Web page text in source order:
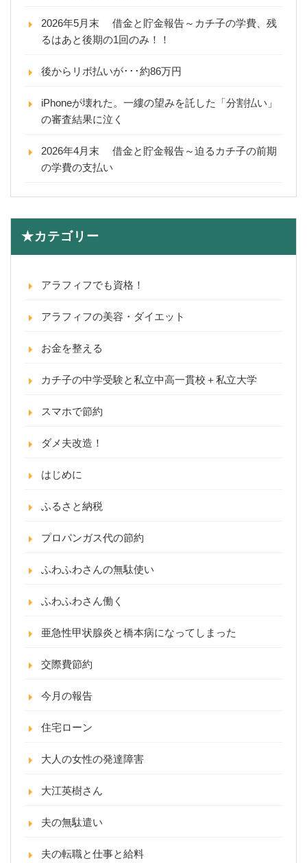
2026年5月末 借金と貯金報告～カチ子の学費、残
るはあと後期の1回のみ！！
後からリボ払いが･･･約86万円
iPhoneが壊れた。一縷の望みを託した「分割払い」
の審査結果に泣く
2026年4月末 借金と貯金報告～迫るカチ子の前期
の学費の支払い
★カテゴリー
アラフィフでも資格！
アラフィフの美容・ダイエット
お金を整える
カチ子の中学受験と私立中高一貫校＋私立大学
スマホで節約
ダメ夫改造！
はじめに
ふるさと納税
プロパンガス代の節約
ふわふわさんの無駄使い
ふわふわさん働く
亜急性甲状腺炎と橋本病になってしまった
交際費節約
今月の報告
住宅ローン
大人の女性の発達障害
大江英樹さん
夫の無駄遣い
夫の転職と仕事と給料